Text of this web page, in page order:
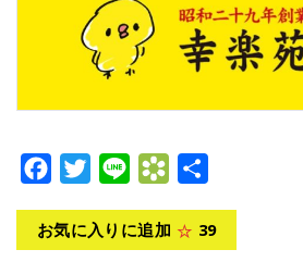
FacebookTwitterLine Bookmarks.fr
お気に入りに追加 39